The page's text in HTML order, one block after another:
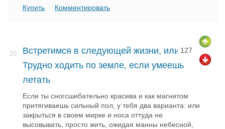
Купить Комментировать
20.
Встретимся в следующей жизни, или
Трудно ходить по земле, если умеешь
летать
127
Если ты сногсшибательно красива и как магнитом
притягиваешь сильный пол, у тебя два варианта: или
закрыться в своем мирке и носа оттуда не
высовывать, просто жить, ожидая манны небесной,